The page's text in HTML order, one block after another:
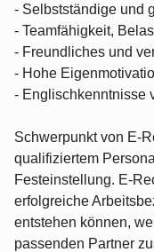
- Selbstständige und
- Teamfähigkeit,
- Freundliches und
- Hohe
- Englischkenntnisse
Schwerpunkt von E-
qualifiziertem
Festeinstellung. E-
erfolgreiche
entstehen können,
passenden Partner